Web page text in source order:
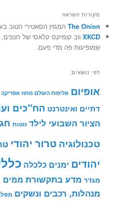
מקורות השראה
The Onion המגזין הסאטירי הטוב
XKCD ווב קומיקס קלאסי של
שמופיעות פה מדי פעם.
לפי נושאים:
אופיום אליפות העולם מחוז אפריקה
דתיים ואינטרנט הח"כים
הציור השבועי לילד זוטות
טכנולוגיה טרור יהודי
יהודים ימנים כלכלה
מגדר מדע בתקשורת ממים
מנהלות, רכבים ונשקים